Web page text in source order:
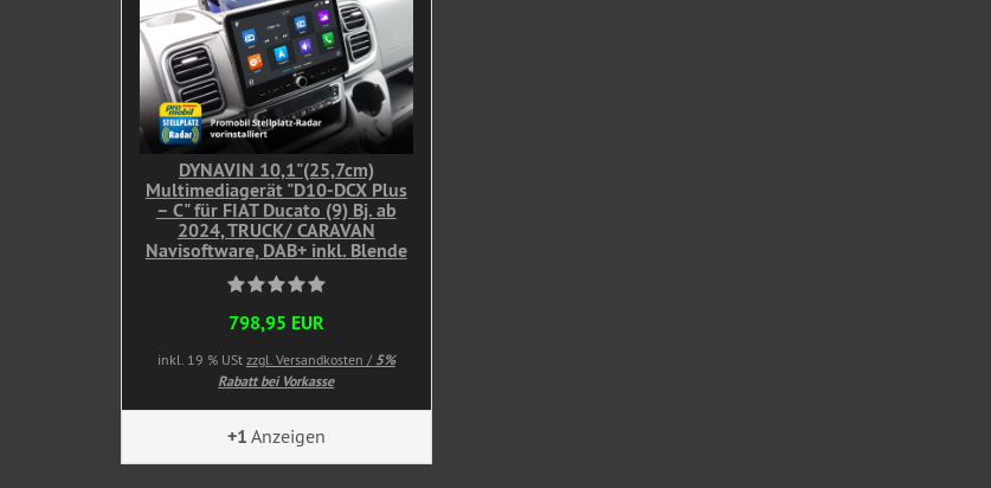
DYNAVIN 10,1"(25,7cm)
Multimediagerät "D10-DCX Plus
– C" für FIAT Ducato (9) Bj. ab
2024, TRUCK/ CARAVAN
Navisoftware, DAB+ inkl. Blende
798,95 EUR
inkl. 19 % USt zzgl. Versandkosten / 5%
Rabatt bei Vorkasse
+1 Anzeigen